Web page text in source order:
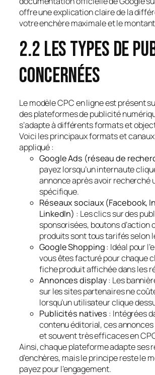
offre une explication claire de la
votre enchère maximale et le
2.2 Les types de
concernées
Le modèle CPC en ligne est présent
des plateformes de publicité
s’adapte à différents formats et
Voici les principaux formats et
appliqué :
Google Ads (réseau de
payez lorsqu’un internaute
annonce après avoir recherché
spécifique.
Réseaux sociaux (Facebook,
LinkedIn) : Les clics sur des
sponsorisées, boutons d’action
produits sont tous tarifés selon
Google Shopping: Idéal pour
vous êtes facturé pour chaque
fiche produit affichée dans les
Annonces display: Les
sur les sites partenaires ne
lorsqu’un utilisateur clique
Publicités natives : Intégrées
contenu éditorial, ces
et souvent très efficaces en
Ainsi, chaque plateforme adapte ses
d’enchères, mais le principe reste le
payez pour l’engagement.